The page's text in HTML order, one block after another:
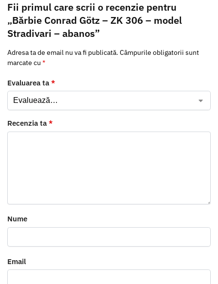
Fii primul care scrii o recenzie pentru
„Bărbie Conrad Götz – ZK 306 – model
Stradivari – abanos”
Adresa ta de email nu va fi publicată. Câmpurile obligatorii sunt
marcate cu *
Evaluarea ta *
Recenzia ta *
Nume
Email